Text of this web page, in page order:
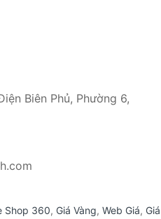
Biên Phủ, Phường 6,
Shop 360, Giá Vàng, Web Giá, Giá